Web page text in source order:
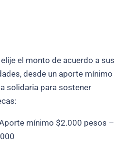
el monto de acuerdo a sus
desde un aporte mínimo
solidaria para sostener
mínimo $2.000 pesos –